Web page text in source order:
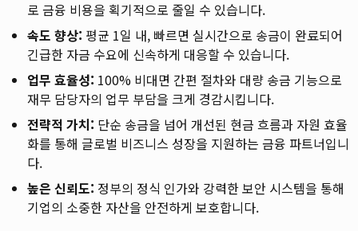
로 금융 비용을 획기적으로 줄일 수 있습니다.
속도 향상: 평균 1일 내, 빠르면 실시간으로 송금이 완료되어
긴급한 자금 수요에 신속하게 대응할 수 있습니다.
업무 효율성: 100% 비대면 간편 절차와 대량 송금 기능으로
재무 담당자의 업무 부담을 크게 경감시킵니다.
전략적 가치: 단순 송금을 넘어 개선된 현금 흐름과 자원 효율
화를 통해 글로벌 비즈니스 성장을 지원하는 금융 파트너입니
다.
높은 신뢰도: 정부의 정식 인가와 강력한 보안 시스템을 통해
기업의 소중한 자산을 안전하게 보호합니다.